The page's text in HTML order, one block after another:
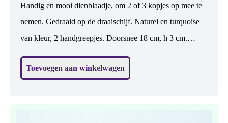
Handig en mooi dienblaadje, om 2 of 3 kopjes op mee te
nemen. Gedraaid op de draaischijf. Naturel en turquoise
van kleur, 2 handgreepjes. Doorsnee 18 cm, h 3 cm.
Toevoegen aan winkelwagen